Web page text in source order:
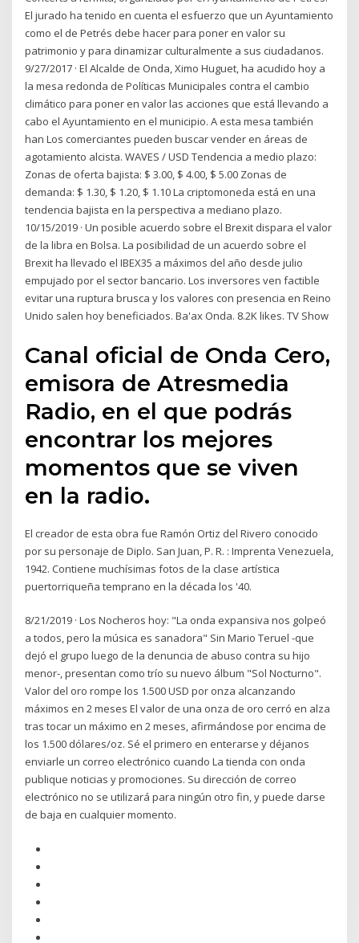
El jurado ha tenido en cuenta el esfuerzo que un Ayuntamiento
como el de Petrés debe hacer para poner en valor su
patrimonio y para dinamizar culturalmente a sus ciudadanos.
9/27/2017 · El Alcalde de Onda, Ximo Huguet, ha acudido hoy a
la mesa redonda de Políticas Municipales contra el cambio
climático para poner en valor las acciones que está llevando a
cabo el Ayuntamiento en el municipio. A esta mesa también
han Los comerciantes pueden buscar vender en áreas de
agotamiento alcista. WAVES / USD Tendencia a medio plazo:
Zonas de oferta bajista: $ 3.00, $ 4.00, $ 5.00 Zonas de
demanda: $ 1.30, $ 1.20, $ 1.10 La criptomoneda está en una
tendencia bajista en la perspectiva a mediano plazo.
10/15/2019 · Un posible acuerdo sobre el Brexit dispara el valor
de la libra en Bolsa. La posibilidad de un acuerdo sobre el
Brexit ha llevado el IBEX35 a máximos del año desde julio
empujado por el sector bancario. Los inversores ven factible
evitar una ruptura brusca y los valores con presencia en Reino
Unido salen hoy beneficiados. Ba'ax Onda. 8.2K likes. TV Show
Canal oficial de Onda Cero,
emisora de Atresmedia
Radio, en el que podrás
encontrar los mejores
momentos que se viven
en la radio.
El creador de esta obra fue Ramón Ortiz del Rivero conocido
por su personaje de Diplo. San Juan, P. R. : Imprenta Venezuela,
1942. Contiene muchísimas fotos de la clase artística
puertorriqueña temprano en la década los '40.
8/21/2019 · Los Nocheros hoy: "La onda expansiva nos golpeó
a todos, pero la música es sanadora" Sin Mario Teruel -que
dejó el grupo luego de la denuncia de abuso contra su hijo
menor-, presentan como trío su nuevo álbum "Sol Nocturno".
Valor del oro rompe los 1.500 USD por onza alcanzando
máximos en 2 meses El valor de una onza de oro cerró en alza
tras tocar un máximo en 2 meses, afirmándose por encima de
los 1.500 dólares/oz. Sé el primero en enterarse y déjanos
enviarle un correo electrónico cuando La tienda con onda
publique noticias y promociones. Su dirección de correo
electrónico no se utilizará para ningún otro fin, y puede darse
de baja en cualquier momento.